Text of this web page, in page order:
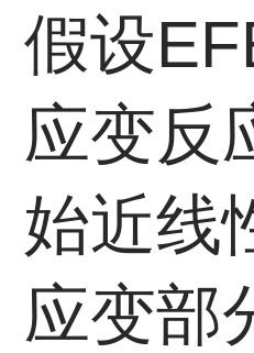
假设
应变反
始近线
应变部